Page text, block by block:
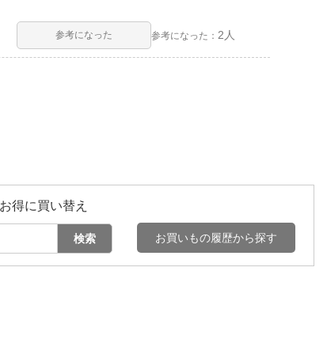
参考になった 参考になった：2人
得に買い替え
検索 お買いもの履歴から探す